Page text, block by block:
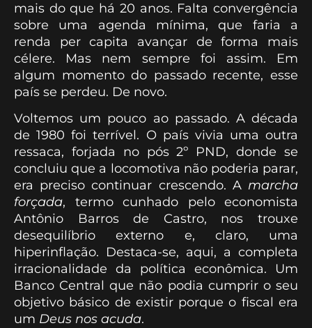
mais do que há 20 anos. Falta convergência
sobre uma agenda mínima, que faria a
renda per capita avançar de forma mais
célere. Mas nem sempre foi assim. Em
algum momento do passado recente, esse
país se perdeu. De novo.
Voltemos um pouco ao passado. A década
de 1980 foi terrível. O país vivia uma outra
ressaca, forjada no pós 2º PND, donde se
concluiu que a locomotiva não poderia parar,
era preciso continuar crescendo. A marcha
forçada, termo cunhado pelo economista
Antônio Barros de Castro, nos trouxe
desequilíbrio externo e, claro, uma
hiperinflação. Destaca-se, aqui, a completa
irracionalidade da política econômica. Um
Banco Central que não podia cumprir o seu
objetivo básico de existir porque o fiscal era
um Deus nos acuda.